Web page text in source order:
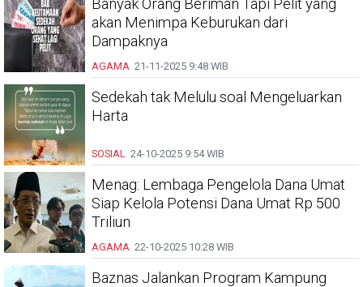
Banyak Orang Beriman Tapi Pelit yang
akan Menimpa Keburukan dari
Dampaknya
AGAMA 21-11-2025 9:48 WIB
Sedekah tak Melulu soal Mengeluarkan
Harta
SOSIAL 24-10-2025 9:54 WIB
Menag: Lembaga Pengelola Dana Umat
Siap Kelola Potensi Dana Umat Rp 500
Triliun
AGAMA 22-10-2025 10:28 WIB
Baznas Jalankan Program Kampung